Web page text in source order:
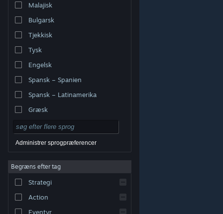
varemærker tilhører deres respektive indehavere i USA
Tilgængelighed
Refunderinger|
Malajisk
Bulgarsk
Tjekkisk
Tysk
Engelsk
Spansk – Spanien
Spansk – Latinamerika
Græsk
Administrer sprogpræferencer
Begræns efter tag
Strategi
Action
Eventyr